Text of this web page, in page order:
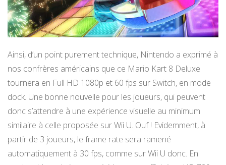
Ainsi, d’un point purement technique, Nintendo a exprimé à
nos confrères américains que ce Mario Kart 8 Deluxe
tournera en Full HD 1080p et 60 fps sur Switch, en mode
dock. Une bonne nouvelle pour les joueurs, qui peuvent
donc s’attendre à une expérience visuelle au minimum
similaire à celle proposée sur Wii U. Ouf ! Evidemment, à
partir de 3 joueurs, le frame rate sera ramené
automatiquement à 30 fps, comme sur Wii U donc. En